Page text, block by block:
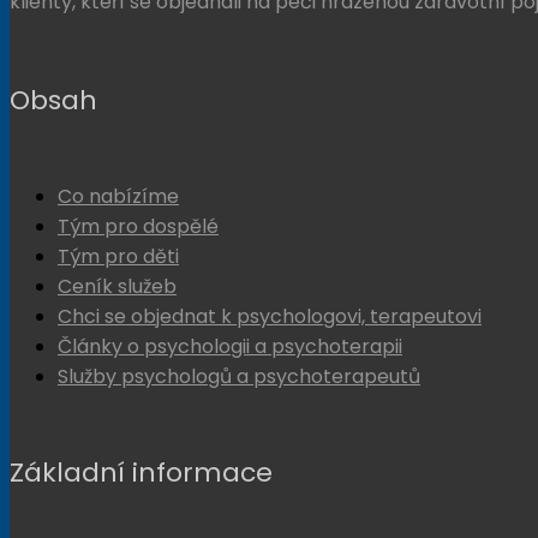
Obsah
Co nabízíme
Tým pro dospělé
Tým pro děti
Ceník služeb
Chci se objednat k psychologovi, terapeutovi
Články o psychologii a psychoterapii
Služby psychologů a psychoterapeutů
Základní informace